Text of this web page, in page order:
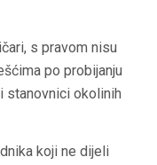
s pravom nisu
po probijanju
stanovnici okolinih
koji ne dijeli